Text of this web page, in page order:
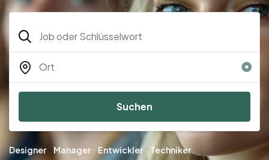
Suchen
Designer Manager Entwickler Techniker